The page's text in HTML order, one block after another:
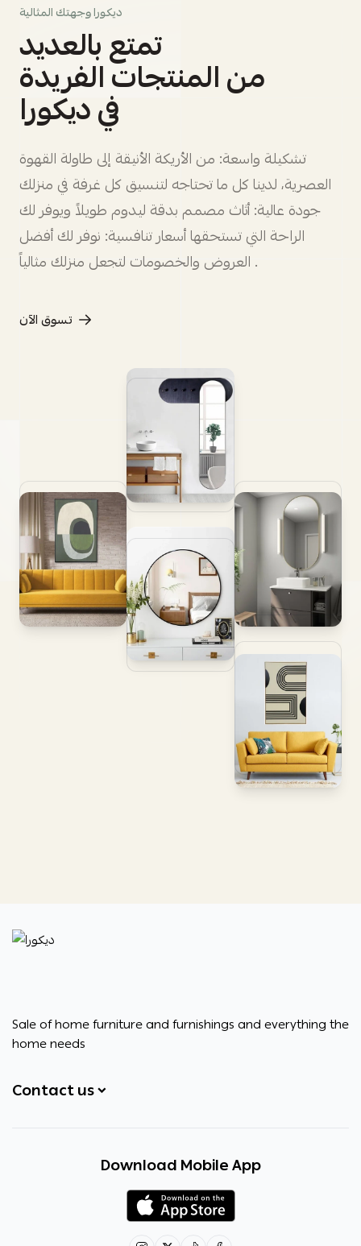
ديكورا وجهتك المثالية
تمتع بالعديد
من المنتجات الفريدة
في ديكورا
تشكيلة واسعة: من الأريكة الأنيقة إلى طاولة القهوة
العصرية، لدينا كل ما تحتاجه لتنسيق كل غرفة في منزلك
جودة عالية: أثاث مصمم بدقة ليدوم طويلاً ويوفر لك
الراحة التي تستحقها أسعار تنافسية: نوفر لك أفضل
العروض والخصومات لتجعل منزلك مثالياً .
تسوق الآن
ديكورا
Sale of home furniture and furnishings and everything the
home needs
Contact us
+966531828315
decora6586@gmail.com
Download Mobile App